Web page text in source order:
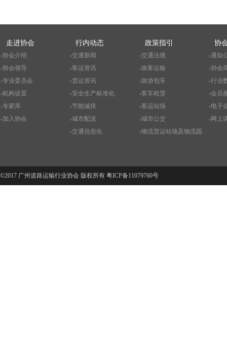
走进协会
协会介绍
协会领导
专业委员会
机构设置
专家库
加入协会
行内动态
交通新闻
客运资讯
货运资讯
安全生产标准化
节能减排
城市配送
交通信息化
政策指引
交通法规
旅客运输
旅游包车
客车租赁
客运站场
城市公交
物流货运站场及物流园
协
通知
协会
行业
会员
电子
网上
©2017 广州道路运输行业协会 版权所有 粤ICP备11079760号